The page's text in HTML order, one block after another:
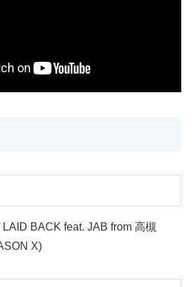
BACK feat. JAB from 高槻
X)